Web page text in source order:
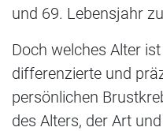
und 69. Lebensjahr
Doch welches Alter
differenzierte und
persönlichen
des Alters, der Art